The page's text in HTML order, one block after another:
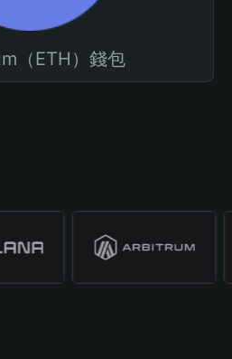
（ETH）錢包